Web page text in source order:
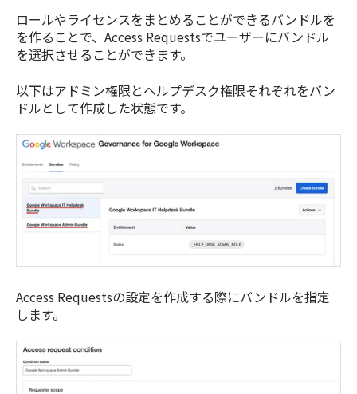
ロールやライセンスをまとめることができるバンドルを
を作ることで、Access Requestsでユーザーにバンドル
を選択させることができます。
以下はアドミン権限とヘルプデスク権限それぞれをバン
ドルとして作成した状態です。
Access Requestsの設定を作成する際にバンドルを指定
します。